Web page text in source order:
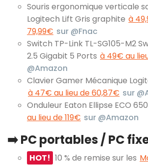
Souris ergonomique verticale
Logitech Lift Gris graphite à
79,99€ sur @Fnac
Switch TP-Link TL-SG105-M2
2.5 Gigabit 5 Ports à 49€ au
@Amazon
Clavier Gamer Mécanique
à 47€ au lieu de 60,87€ sur
Onduleur Eaton Ellipse ECO 650
au lieu de 119€ sur @Amazon
➡️ PC portables / PC
HOT! 10 % de remise sur les